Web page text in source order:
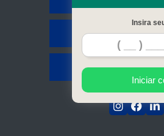
Contato
Mapa do site
Insira
Iniciar